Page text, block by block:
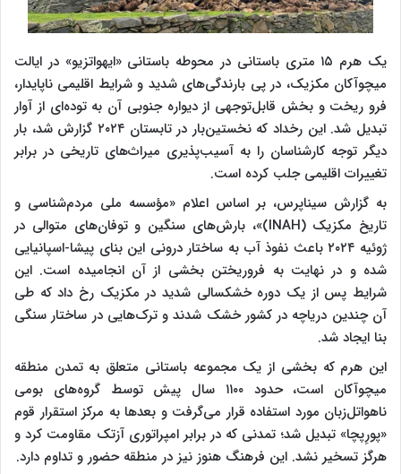
یک هرم ۱۵ متری باستانی در محوطه باستانی «ایهواتزیو» در ایالت
میچوآکان مکزیک، در پی بارندگی‌های شدید و شرایط اقلیمی ناپایدار،
فرو ریخت و بخش قابل‌توجهی از دیواره جنوبی آن به توده‌ای از آوار
تبدیل شد. این رخداد که نخستین‌بار در تابستان ۲۰۲۴ گزارش شد، بار
دیگر توجه کارشناسان را به آسیب‌پذیری میراث‌های تاریخی در برابر
تغییرات اقلیمی جلب کرده است.
به گزارش سیناپرس، بر اساس اعلام «مؤسسه ملی مردم‌شناسی و
تاریخ مکزیک (INAH)»، بارش‌های سنگین و توفان‌های متوالی در
ژوئیه ۲۰۲۴ باعث نفوذ آب به ساختار درونی این بنای پیشا-اسپانیایی
شده و در نهایت به فروریختن بخشی از آن انجامیده است. این
شرایط پس از یک دوره خشکسالی شدید در مکزیک رخ داد که طی
آن چندین دریاچه در کشور خشک شدند و ترک‌هایی در ساختار سنگی
بنا ایجاد شد.
این هرم که بخشی از یک مجموعه باستانی متعلق به تمدن منطقه
میچوآکان است، حدود ۱۱۰۰ سال پیش توسط گروه‌های بومی
ناهواتل‌زبان مورد استفاده قرار می‌گرفت و بعدها به مرکز استقرار قوم
«پورِپچا» تبدیل شد؛ تمدنی که در برابر امپراتوری آزتک مقاومت کرد و
هرگز تسخیر نشد. این فرهنگ هنوز نیز در منطقه حضور و تداوم دارد.